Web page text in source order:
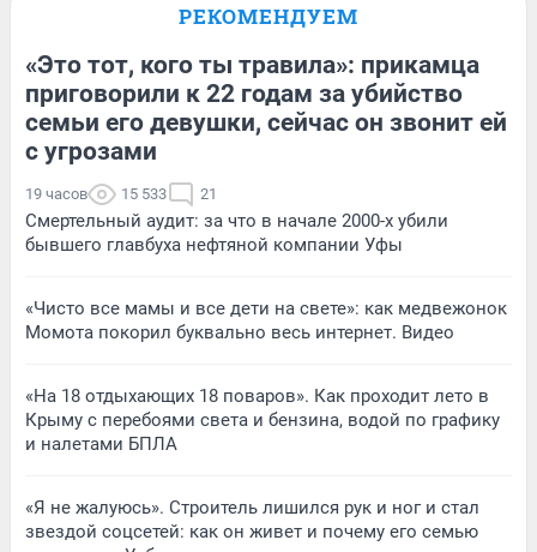
РЕКОМЕНДУЕМ
«Это тот, кого ты травила»: прикамца
приговорили к 22 годам за убийство
семьи его девушки, сейчас он звонит ей
с угрозами
19 часов 15 533 21
Смертельный аудит: за что в начале 2000-х убили
бывшего главбуха нефтяной компании Уфы
«Чисто все мамы и все дети на свете»: как медвежонок
Момота покорил буквально весь интернет. Видео
«На 18 отдыхающих 18 поваров». Как проходит лето в
Крыму с перебоями света и бензина, водой по графику
и налетами БПЛА
«Я не жалуюсь». Строитель лишился рук и ног и стал
звездой соцсетей: как он живет и почему его семью